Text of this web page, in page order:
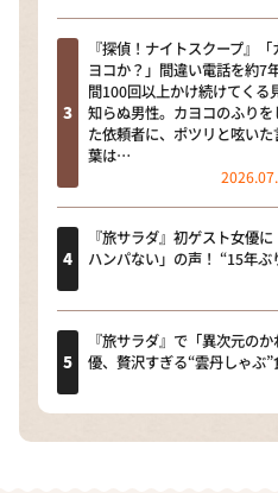
『探偵！ナイトスクープ』「
ヨコか？」間違い電話を約7
間100回以上かけ続けてくる
知らぬ男性。カヨコのふりを
た依頼者に、ポツリと呟いた
葉は…
『旅サラダ』初ゲスト女優
ハンパない」の声！ “15年
『旅サラダ』で「異次元の
優、贅沢すぎる“雲丹しゃぶ